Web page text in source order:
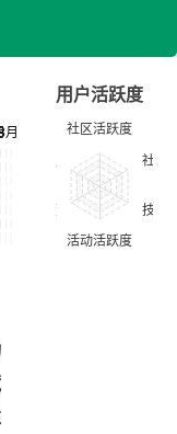
用户活跃度